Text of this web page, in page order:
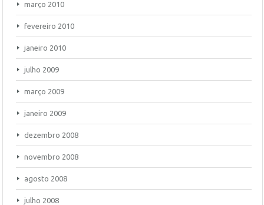
março 2010
fevereiro 2010
janeiro 2010
julho 2009
março 2009
janeiro 2009
dezembro 2008
novembro 2008
agosto 2008
julho 2008